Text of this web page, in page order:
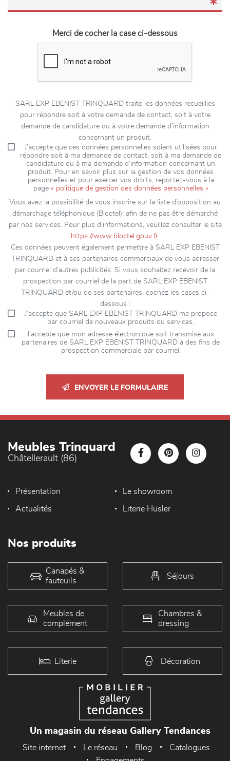
Merci de cocher la case ci-dessous
SARL EXP EBENIST TRINQUARD traite les données recueillies
pour répondre soit à votre demande de contact, soit à votre
demande de candidature ou à votre demande d’information
concernant un produit.
J’accepte que ces données personnelles soient utilisées pour
répondre soit à ma demande de contact, soit à ma demande de
candidature ou à ma demande d’information concernant un
produit. Pour en savoir plus sur la gestion de vos données
personnelles et pour exercer vos droits, reportez-vous à la
page « politique de gestion des données personnelles »
Vous avez la possibilité de vous inscrire sur la liste d’opposition au
démarchage téléphonique (Bloctel), afin de ne pas être démarché
par nos services. Pour plus d’informations, veuillez consulter le site
https://www.bloctel.gouv.fr.
Ces données peuvent également permettre à SARL EXP EBENIST
TRINQUARD et à ses partenaires commerciaux de vous adresser
par courriel d’autres publicités. Si vous souhaitez recevoir de la
prospection par courriel de la part de SARL EXP EBENIST
TRINQUARD et/ou de ses partenaires, cochez les cases ci-
dessous :
J’accepte que SARL EXP EBENIST TRINQUARD me propose
par courriel de nouveaux produits ou services.
J’accepte que mon adresse électronique soit transmise aux
partenaires de SARL EXP EBENIST TRINQUARD à des fins de
prospection commerciale par courriel.
ENVOYER LE FORMULAIRE
Meubles Trinquard
Châtellerault (86)
Présentation Le showroom
Actualités Literie Hüsler
Nos produits
Canapés &
fauteuils
Séjours
Meubles de
complément
Chambres &
dressing
Literie Décoration
Un magasin du réseau Gallery Tendances
Site internet Le réseau Blog
Catalogues